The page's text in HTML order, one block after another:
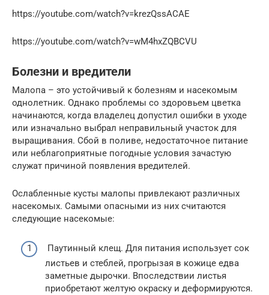
https://youtube.com/watch?v=krezQssACAE
https://youtube.com/watch?v=wM4hxZQBCVU
Болезни и вредители
Малопа – это устойчивый к болезням и насекомым
однолетник. Однако проблемы со здоровьем цветка
начинаются, когда владелец допустил ошибки в уходе
или изначально выбрал неправильный участок для
выращивания. Сбой в поливе, недостаточное питание
или неблагоприятные погодные условия зачастую
служат причиной появления вредителей.
Ослабленные кусты малопы привлекают различных
насекомых. Самыми опасными из них считаются
следующие насекомые:
Паутинный клещ. Для питания использует сок
листьев и стеблей, прогрызая в кожице едва
заметные дырочки. Впоследствии листья
приобретают желтую окраску и деформируются.